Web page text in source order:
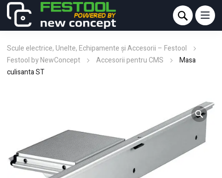
Scule electrice, Unelte, Echipamente și Accesorii – Festool
Festool by NewConcept
Accesorii pentru CMS
Masa
culisanta ST